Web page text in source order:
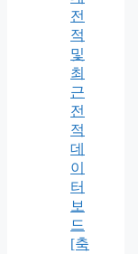
전
적
및
최
근
전
적
데
이
터
보
드
[축